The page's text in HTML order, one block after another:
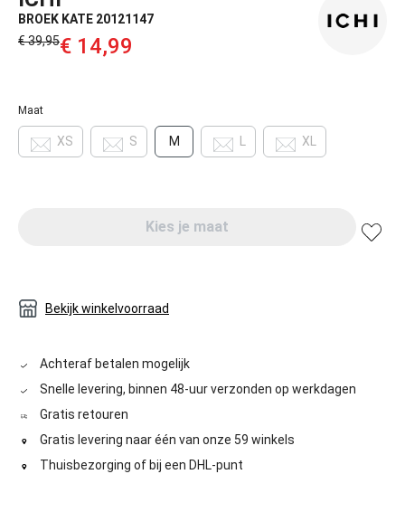
BROEK KATE 20121147
€ 39,95‌€ 14,99‌
Maat
XS S M L XL
Kies je maat
Bekijk winkelvoorraad
Achteraf betalen mogelijk
Snelle levering, binnen 48-uur verzonden op werkdagen
Gratis retouren
Gratis levering naar één van onze 59 winkels
Thuisbezorging of bij een DHL-punt